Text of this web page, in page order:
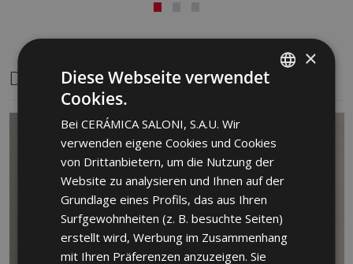
Dasselbe Format
GERMAN
PORTUGUESE
×
Diese Webseite verwendet
Cookies.
Bei CERÁMICA SALONI, S.A.U. Wir
verwenden eigene Cookies und Cookies
von Drittanbietern, um die Nutzung der
Website zu analysieren und Ihnen auf der
Grundlage eines Profils, das aus Ihren
Surfgewohnheiten (z. B. besuchte Seiten)
erstellt wird, Werbung im Zusammenhang
mit Ihren Präferenzen anzuzeigen. Sie